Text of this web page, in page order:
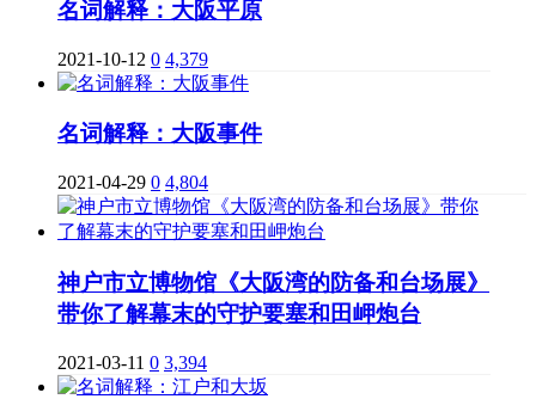
名词解释：大阪平原
2021-10-12 0 4,379
名词解释：大阪事件
2021-04-29 0 4,804
神户市立博物馆《大阪湾的防备和台场展》
带你了解幕末的守护要塞和田岬炮台
2021-03-11 0 3,394